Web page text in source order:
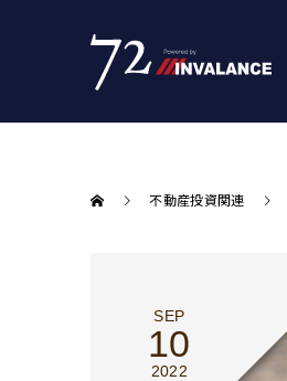
不動産投資関連
SEP
10
2022